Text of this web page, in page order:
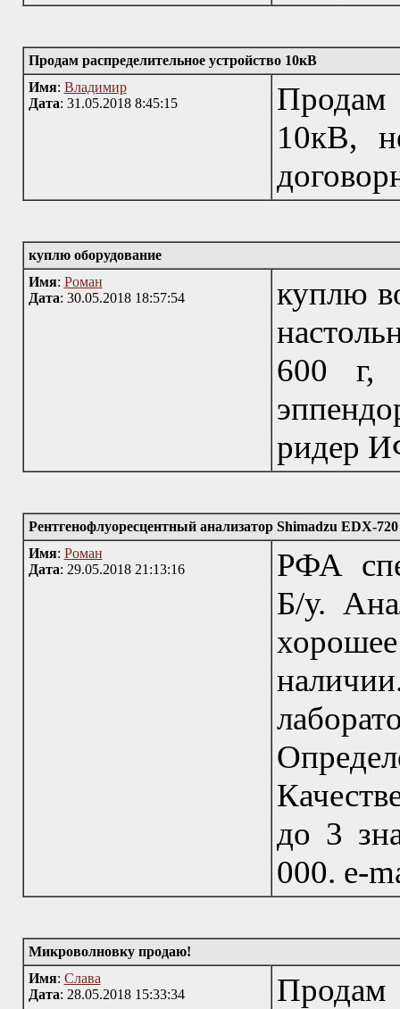
Продам распределительное устройство 10кВ
Имя: Владимир
Дата: 31.05.2018 8:45:15
Продам
10кВ,
куплю оборудование
Имя: Роман
Дата: 30.05.2018 18:57:54
куплю
600 г,
ридер
Рентгенофлуоресцентный анализатор Shimadzu EDX-720
Имя: Роман
Дата: 29.05.2018 21:13:16
РФА
Б/у.
до 3
000. e-
Микроволновку продаю!
Имя: Слава
Дата: 28.05.2018 15:33:34